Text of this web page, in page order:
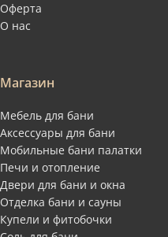
Оферта
О нас
Магазин
Мебель для бани
Аксессуары для бани
Мобильные бани палатки
Печи и отопление
Двери для бани и окна
Отделка бани и сауны
Купели и фитобочки